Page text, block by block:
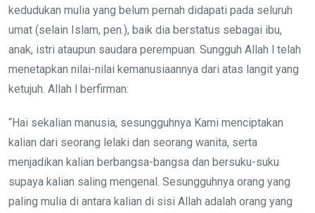
kedudukan mulia yang belum pernah didapati pada seluruh
umat (selain Islam, pen.), baik dia berstatus sebagai ibu,
anak, istri ataupun saudara perempuan. Sungguh Allah l telah
menetapkan nilai-nilai kemanusiaannya dari atas langit yang
ketujuh. Allah l berfirman:
“Hai sekalian manusia, sesungguhnya Kami menciptakan
kalian dari seorang lelaki dan seorang wanita, serta
menjadikan kalian berbangsa-bangsa dan bersuku-suku
supaya kalian saling mengenal. Sesungguhnya orang yang
paling mulia di antara kalian di sisi Allah adalah orang yang